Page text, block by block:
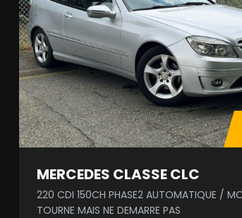
MERCEDES CLASSE CLC
220 CDI 150CH PHASE2 AUTOMATIQUE /
TOURNE MAIS NE DEMARRE PAS